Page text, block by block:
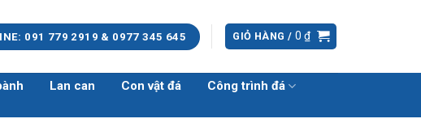
091 779 2919 & 0977 345 645 GIỎ HÀNG / 0₫
Lan can Con vật đá
Công trình đá